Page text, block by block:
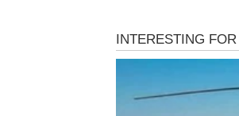
Rakovi zatvaraju
pokazuju suze – ali
U ljubavi: dolazi